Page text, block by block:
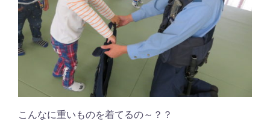
こんなに重いものを着てるの～？？